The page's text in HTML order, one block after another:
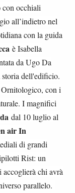
con occhiali
all’indietro nel
con la guida
è Isabella
da Ugo Da
dell'edificio.
con i
I magnifici
dal 10 luglio al
air In
di grandi
Rist: un
chi avrà
parallelo.